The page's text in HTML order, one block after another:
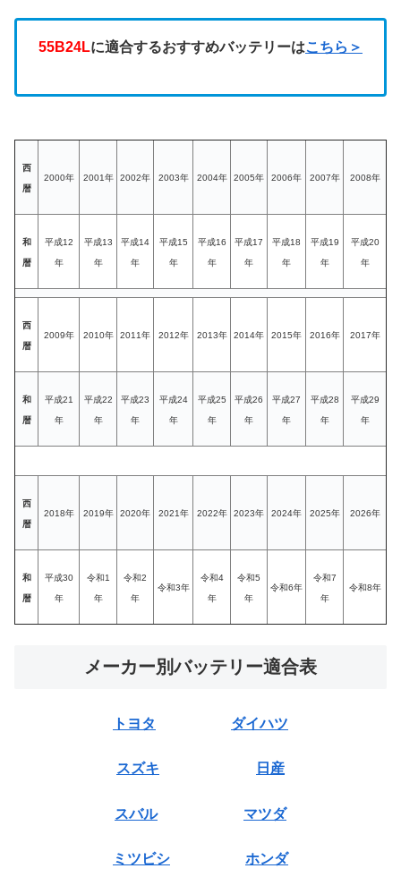
55B24Lに適合するおすすめバッテリーはこちら＞
西
暦
2000年 2001年 2002年 2003年 2004年 2005年 2006年 2007年 2008年
和
暦
平成12
年
平成13
年
平成14
年
平成15
年
平成16
年
平成17
年
平成18
年
平成19
年
平成20
年
西
暦
2009年 2010年 2011年 2012年 2013年 2014年 2015年 2016年 2017年
和
暦
平成21
年
平成22
年
平成23
年
平成24
年
平成25
年
平成26
年
平成27
年
平成28
年
平成29
年
西
暦
2018年 2019年 2020年 2021年 2022年 2023年 2024年 2025年 2026年
和
暦
平成30
年
令和1
年
令和2
年
令和3年
令和4
年
令和5
年
令和6年
令和7
年
令和8年
メーカー別バッテリー適合表
トヨタ ダイハツ
スズキ 日産
スバル マツダ
ミツビシ ホンダ